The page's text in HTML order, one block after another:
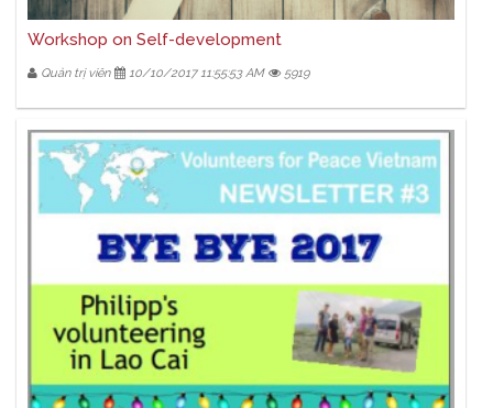
Workshop on Self-development
Quản trị viên 10/10/2017 11:55:53 AM 5919